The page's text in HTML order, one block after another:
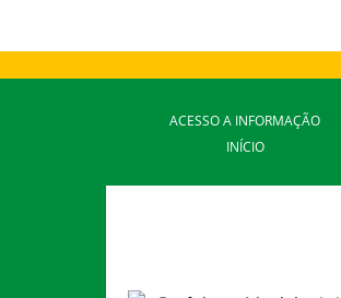
ACESSO A INFORMAÇÃO
INÍCIO